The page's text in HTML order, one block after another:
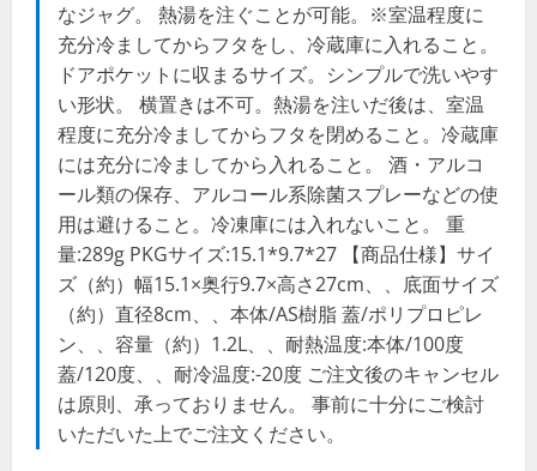
なジャグ。 熱湯を注ぐことが可能。※室温程度に
充分冷ましてからフタをし、冷蔵庫に入れること。
ドアポケットに収まるサイズ。シンプルで洗いやす
い形状。 横置きは不可。熱湯を注いだ後は、室温
程度に充分冷ましてからフタを閉めること。冷蔵庫
には充分に冷ましてから入れること。 酒・アルコ
ール類の保存、アルコール系除菌スプレーなどの使
用は避けること。冷凍庫には入れないこと。 重
量:289g PKGサイズ:15.1*9.7*27 【商品仕様】サイ
ズ（約）幅15.1×奥行9.7×高さ27cm、、底面サイズ
（約）直径8cm、、本体/AS樹脂 蓋/ポリプロピレ
ン、、容量（約）1.2L、、耐熱温度:本体/100度
蓋/120度、、耐冷温度:-20度 ご注文後のキャンセル
は原則、承っておりません。 事前に十分にご検討
いただいた上でご注文ください。